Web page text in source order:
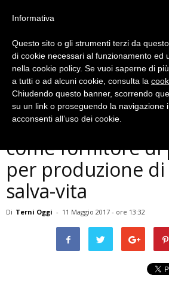
Cronaca
Ospedale Terni
come fornitore di
per produzione
salva-vita
Di Terni Oggi - 11 Maggio 2017 - ore 13:32
Informativa
Questo sito o gli strumenti terzi da
di cookie necessari al funzionamento ed
nella cookie policy. Se vuoi saperne di
a tutti o ad alcuni cookie, consulta la
Chiudendo questo banner, scorrendo
su un link o proseguendo la navigazione
acconsenti all’uso dei cookie.